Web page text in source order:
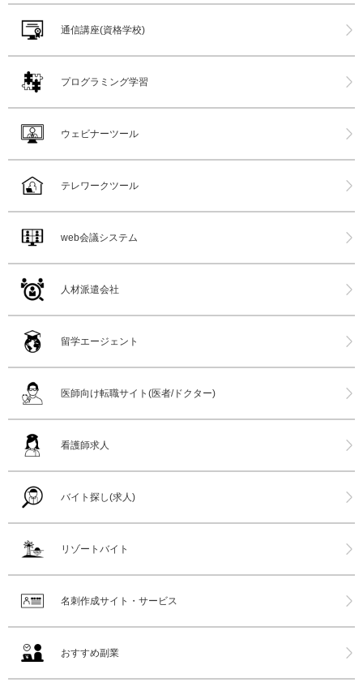
通信講座(資格学校)
プログラミング学習
ウェビナーツール
テレワークツール
web会議システム
人材派遣会社
留学エージェント
医師向け転職サイト(医者/ドクター)
看護師求人
バイト探し(求人)
リゾートバイト
名刺作成サイト・サービス
おすすめ副業